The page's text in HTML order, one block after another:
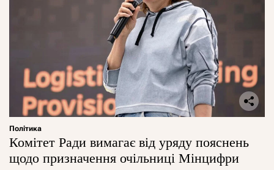
Політика
Комітет Ради вимагає від уряду пояснень
щодо призначення очільниці Мінцифри